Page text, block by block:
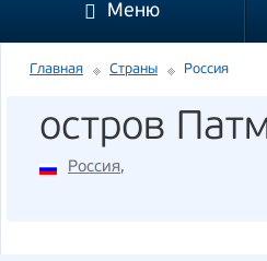
Меню
Главная Страны Россия
остров
Россия,